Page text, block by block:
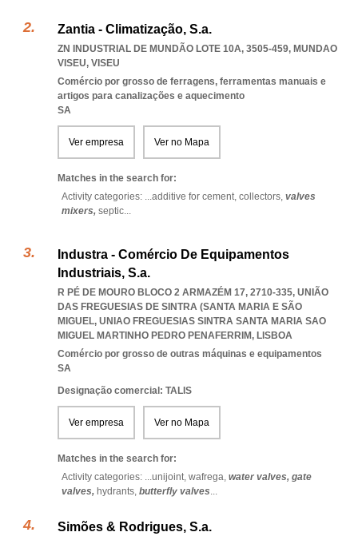
Zantia - Climatização, S.a.
ZN INDUSTRIAL DE MUNDÃO LOTE 10A, 3505-459, MUNDAO
VISEU, VISEU
Comércio por grosso de ferragens, ferramentas manuais e
artigos para canalizações e aquecimento
SA
Ver empresa Ver no Mapa
Matches in the search for:
Activity categories: ...additive for cement, collectors, valves
mixers, septic...
Industra - Comércio De Equipamentos
Industriais, S.a.
R PÉ DE MOURO BLOCO 2 ARMAZÉM 17, 2710-335, UNIÃO
DAS FREGUESIAS DE SINTRA (SANTA MARIA E SÃO
MIGUEL, UNIAO FREGUESIAS SINTRA SANTA MARIA SAO
MIGUEL MARTINHO PEDRO PENAFERRIM, LISBOA
Comércio por grosso de outras máquinas e equipamentos
SA
Designação comercial: TALIS
Ver empresa Ver no Mapa
Matches in the search for:
Activity categories: ...unijoint, wafrega, water valves, gate
valves, hydrants, butterfly valves...
Simões & Rodrigues, S.a.